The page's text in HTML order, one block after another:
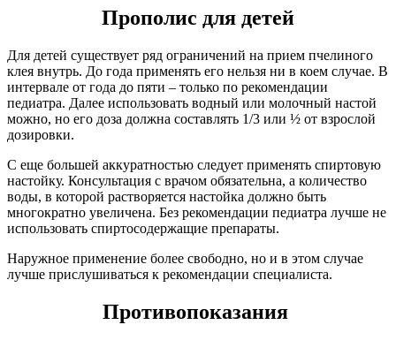
Прополис для детей
Для детей существует ряд ограничений на прием пчелиного
клея внутрь. До года применять его нельзя ни в коем случае. В
интервале от года до пяти – только по рекомендации
педиатра. Далее использовать водный или молочный настой
можно, но его доза должна составлять 1/3 или ½ от взрослой
дозировки.
С еще большей аккуратностью следует применять спиртовую
настойку. Консультация с врачом обязательна, а количество
воды, в которой растворяется настойка должно быть
многократно увеличена. Без рекомендации педиатра лучше не
использовать спиртосодержащие препараты.
Наружное применение более свободно, но и в этом случае
лучше прислушиваться к рекомендации специалиста.
Противопоказания